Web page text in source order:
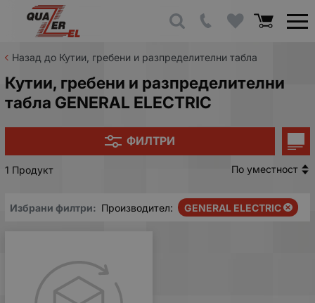
Назад до Кутии, гребени и разпределителни табла
Кутии, гребени и разпределителни
табла GENERAL ELECTRIC
ФИЛТРИ
1 Продукт По уместност
Избрани филтри: Производител: GENERAL ELECTRIC